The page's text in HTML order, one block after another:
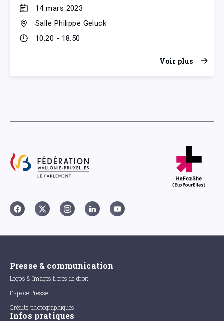
14 mars 2023
Salle Philippe Geluck
10:20 - 18:50
Voir plus
Presse & communication
Logos & Images libres de droit
Espace Presse
Crédits photographiques
Infos pratiques